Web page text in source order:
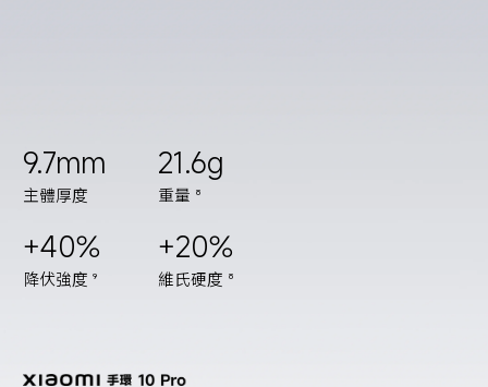
9.7mm
主體厚度
21.6g
重量 8
+40%
降伏強度 9
+20%
維氏硬度 8